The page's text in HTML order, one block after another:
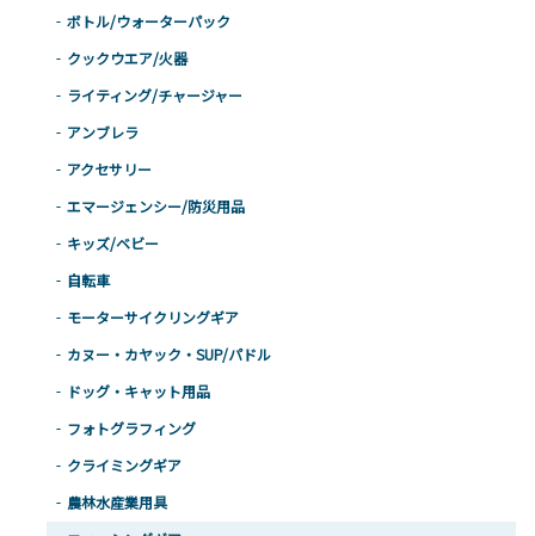
ボトル/ウォーターパック
クックウエア/火器
ライティング/チャージャー
アンブレラ
アクセサリー
エマージェンシー/防災用品
キッズ/ベビー
自転車
モーターサイクリングギア
カヌー・カヤック・SUP/パドル
ドッグ・キャット用品
フォトグラフィング
クライミングギア
農林水産業用具